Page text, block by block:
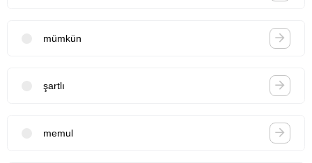
mümkün
şartlı
memul